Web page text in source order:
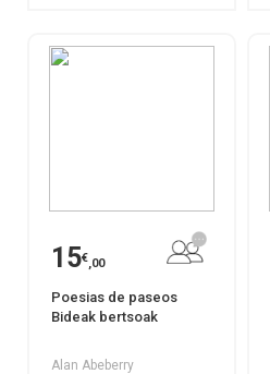
15€,00
Poesias de paseos
Bideak bertsoak
Alan Abeberry